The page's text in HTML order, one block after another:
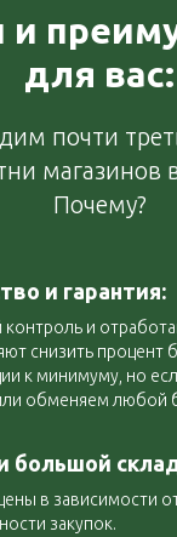
и
для вас:
почти
магазинов
Почему?
и гарантия:
контроль и
снизить процент
к минимуму, но
обменяем любой
большой
в зависимости
закупок.